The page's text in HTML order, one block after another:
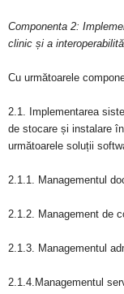
Componenta 2:
clinic și a
Cu următoarele
2.1. Implementarea
de stocare și instalare
următoarele soluții
2.1.1. Managementul
2.1.2. Management de
2.1.3. Managementul
2.1.4.Managementul